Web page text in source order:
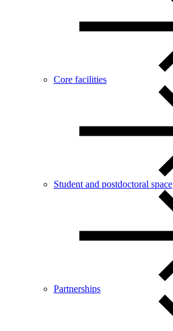
Core facilities
Student and postdoctoral space
Partnerships